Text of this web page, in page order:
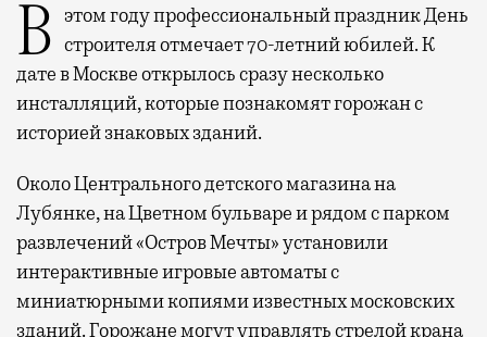
В этом году профессиональный праздник День строителя отмечает 70-летний юбилей. К
дате в Москве открылось сразу несколько
инсталляций, которые познакомят горожан с
историей знаковых зданий.
Около Центрального детского магазина на
Лубянке, на Цветном бульваре и рядом с парком
развлечений «Остров Мечты» установили
интерактивные игровые автоматы с
миниатюрными копиями известных московских
зданий. Горожане могут управлять стрелой крана